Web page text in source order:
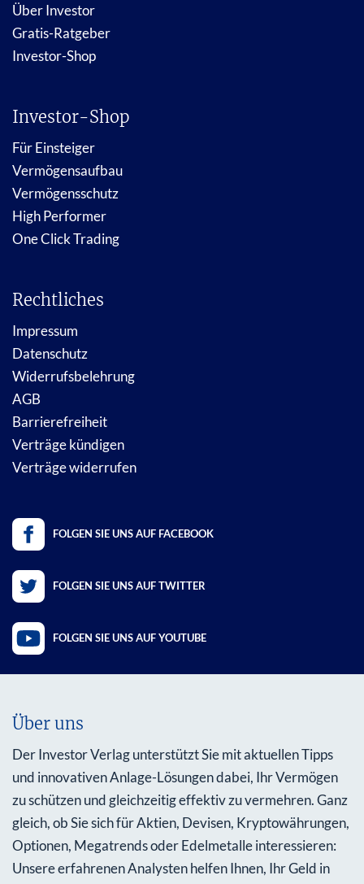
Über Investor
Gratis-Ratgeber
Investor-Shop
Investor-Shop
Für Einsteiger
Vermögensaufbau
Vermögensschutz
High Performer
One Click Trading
Rechtliches
Impressum
Datenschutz
Widerrufsbelehrung
AGB
Barrierefreiheit
Verträge kündigen
Verträge widerrufen
FOLGEN SIE UNS AUF FACEBOOK
FOLGEN SIE UNS AUF TWITTER
FOLGEN SIE UNS AUF YOUTUBE
Über uns
Der Investor Verlag unterstützt Sie mit aktuellen Tipps
und innovativen Anlage-Lösungen dabei, Ihr Vermögen
zu schützen und gleichzeitig effektiv zu vermehren. Ganz
gleich, ob Sie sich für Aktien, Devisen, Kryptowährungen,
Optionen, Megatrends oder Edelmetalle interessieren:
Unsere erfahrenen Analysten helfen Ihnen, Ihr Geld in